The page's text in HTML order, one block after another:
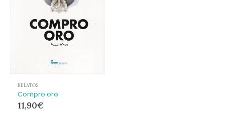
RELATOS
Compro oro
11,90€